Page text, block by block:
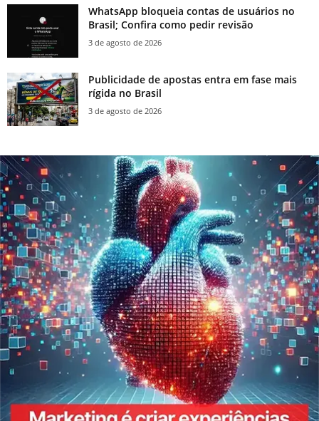
WhatsApp bloqueia contas de usuários no
Brasil; Confira como pedir revisão
3 de agosto de 2026
Publicidade de apostas entra em fase mais
rígida no Brasil
3 de agosto de 2026